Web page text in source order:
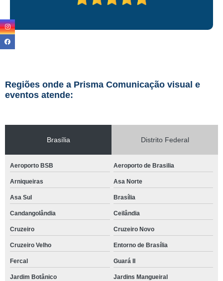
Regiões onde a Prisma Comunicação visual e
eventos atende:
Brasília Distrito Federal
Aeroporto BSB Aeroporto de Brasilia
Arniqueiras Asa Norte
Asa Sul Brasília
Candangolândia Ceilândia
Cruzeiro Cruzeiro Novo
Cruzeiro Velho Entorno de Brasília
Fercal Guará II
Jardim Botânico Jardins Mangueiral